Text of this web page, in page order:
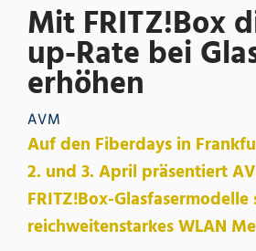
Mit FRITZ!Box
up-Rate bei
erhöhen
AVM
Auf den Fiberdays in
2. und 3. April präsentiert
FRITZ!Box-Glasfasermodelle
reichweitenstarkes WLAN